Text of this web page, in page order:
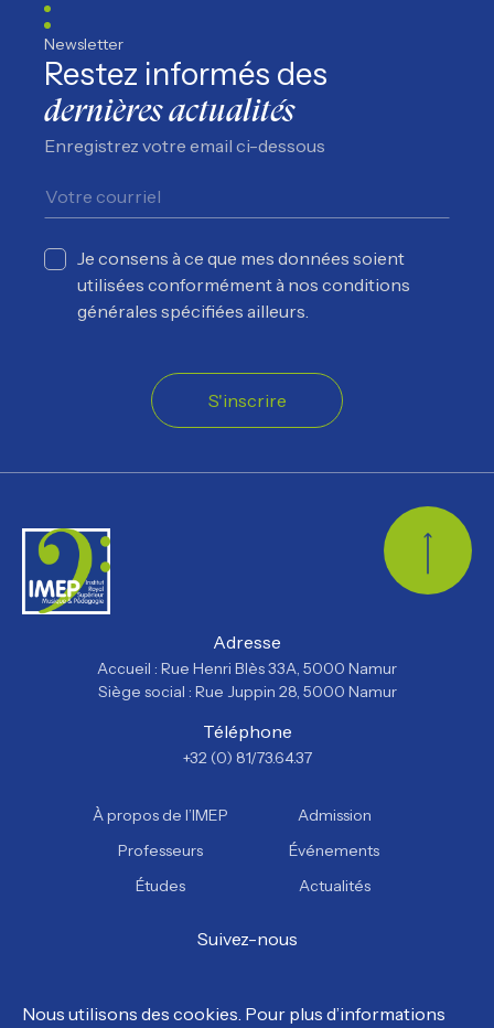
Newsletter
Restez informés des
dernières actualités
Enregistrez votre email ci-dessous
Je consens à ce que mes données soient
utilisées conformément à nos conditions
générales spécifiées ailleurs.
S'inscrire
Adresse
Accueil : Rue Henri Blès 33A, 5000 Namur
Siège social : Rue Juppin 28, 5000 Namur
Téléphone
+32 (0) 81/73.64.37
À propos de l’IMEP
Professeurs
Études
Admission
Événements
Actualités
Suivez-nous
Nous utilisons des cookies. Pour plus d’informations